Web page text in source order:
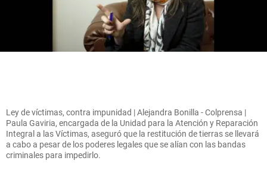
Ley de víctimas, contra impunidad | Alejandra Bonilla - Colprensa |
Paula Gaviria, encargada de la Unidad para la Atención y Reparación
Integral a las Víctimas, aseguró que la restitución de tierras se llevará
a cabo a pesar de los poderes legales que se alían con las bandas
criminales para impedirlo.